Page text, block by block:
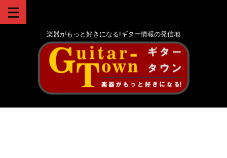
楽器がもっと好きになる!ギター情報の発信地